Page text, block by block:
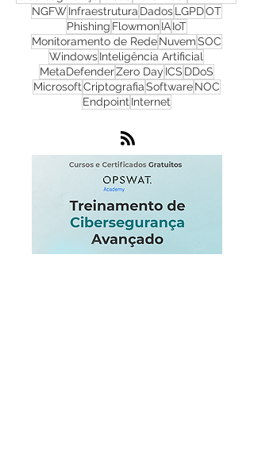
FirewallRedesWhatsUp Gold Check Point
CibersegurançaCloudZero Trust
NGFWInfraestruturaDadosLGPDOT
PhishingFlowmon IAIoT
Monitoramento de RedeNuvemSOC
WindowsInteligência Artificial
MetaDefenderZero DayICS
Endpoint